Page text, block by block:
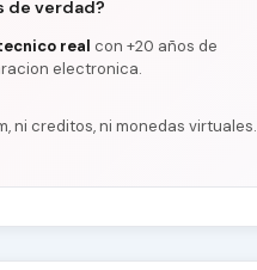
de verdad?
real con +20 años de
electronica.
ni creditos, ni monedas virtuales.